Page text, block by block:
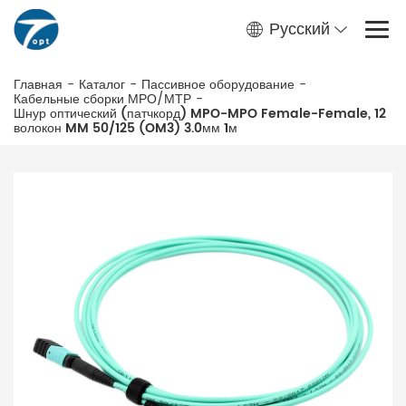
Русский
Главная - Каталог - Пассивное оборудование -
Кабельные сборки МРО/МТР -
Шнур оптический (патчкорд) MPO-MPO Female-Female, 12
волокон MM 50/125 (OM3) 3.0мм 1м